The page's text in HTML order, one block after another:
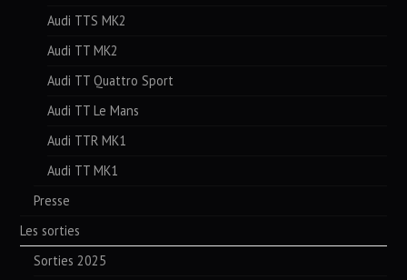
Audi TTS MK2
Audi TT MK2
Audi TT Quattro Sport
Audi TT Le Mans
Audi TTR MK1
Audi TT MK1
Presse
Les sorties
Sorties 2025